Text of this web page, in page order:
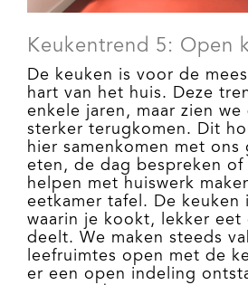
Keukentrend 5: Open
De keuken is voor de
hart van het huis. Deze
enkele jaren, maar zien
sterker terugkomen. Dit
hier samenkomen met ons
eten, de dag bespreken of
helpen met huiswerk
eetkamer tafel. De keuken
waarin je kookt, lekker eet
deelt. We maken steeds
leefruimtes open met de
er een open indeling